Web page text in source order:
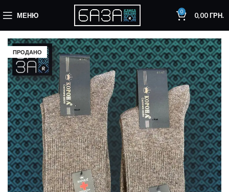
МЕНЮ 0 0,00ГРН.
ПРОДАНО